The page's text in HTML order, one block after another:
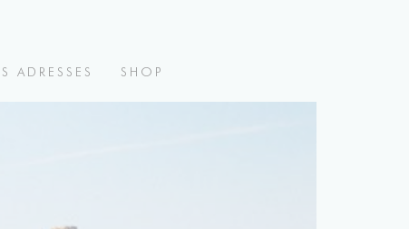
ADRESSES SHOP